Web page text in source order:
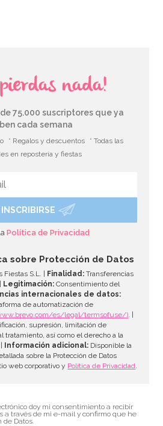
nada!
75.000 suscriptores que ya
cada semana
* Regalos y descuentos
* Todas las
en repostería y fiestas
INSCRIBIRSE
Política de Privacidad
sobre Protección de Datos
Fiestas S.L. | Finalidad: Transferencias
Legitimación: Consentimiento del
internacionales de datos:
de automatización de
es/legal/termsofuse/). |
supresión, limitación de
tratamiento, así como el derecho a la
Información adicional: Disponible la
sobre la Protección de Datos
web corporativo y Política de Privacidad.
doy mi consentimiento a recibir
a través de mi e-mail y confirmo que he
de Datos.